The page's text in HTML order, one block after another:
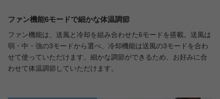
ファン機能6モードで細かな体温調節
ファン機能は、送風と冷却を組み合わせた6モードを搭載。送風は
弱・中・強の3モードから選べ、冷却機能は送風の3モードを合わ
せて使っていただけます。細かな調節ができるため、お好みに合
わせて体温調節していただけます。